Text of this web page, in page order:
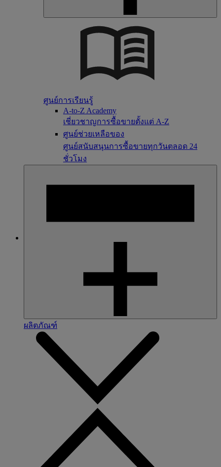
ศูนย์การเรียนรู้
A-to-Z Academy
เชี่ยวชาญการซื้อขายตั้งแต่ A-Z
ศูนย์ช่วยเหลือของ
ศูนย์สนับสนุนการซื้อขายทุกวันตลอด 24
ชั่วโมง
ผลิตภัณฑ์